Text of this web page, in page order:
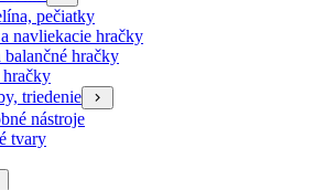
pečiatky
navliekacie hračky
hračky
triedenie
nástroje
tvary